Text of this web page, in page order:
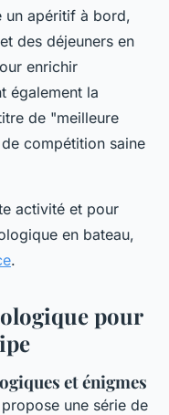
un apéritif à bord,
des déjeuners en
enrichir
également la
de "meilleure
compétition saine
activité et pour
en bateau,
.
pour
et énigmes
propose une série de